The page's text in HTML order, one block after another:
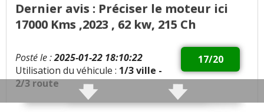
Dernier avis : Préciser le moteur ici
17000 Kms ,2023 , 62 kw, 215 Ch
17/20
Posté le :2025-01-22 18:10:22
Utilisation du véhicule : 1/3 ville -
2/3 route